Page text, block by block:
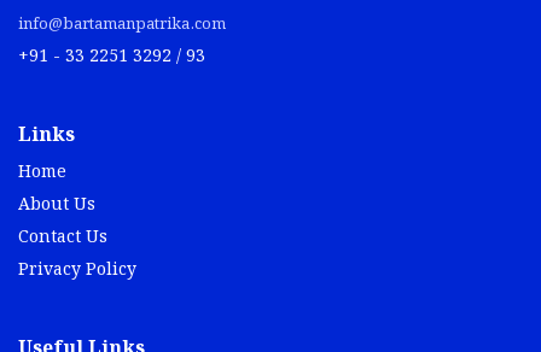
info@bartamanpatrika.com
+91 - 33 2251 3292 / 93
Links
Home
About Us
Contact Us
Privacy Policy